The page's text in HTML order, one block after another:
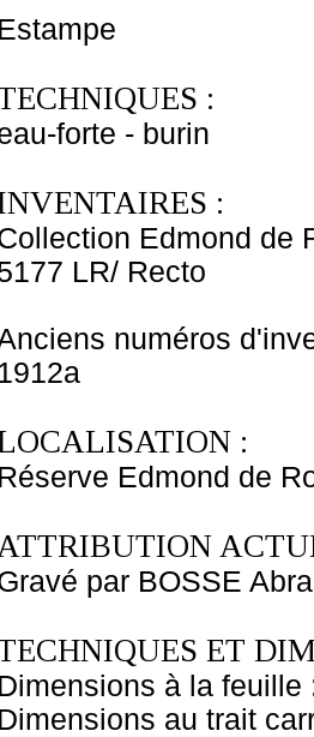
Estampe
:
forte - burin
:
Edmond de
LR/ Recto
numéros
1912a
:
Réserve Edmond de
par BOSSE
ET
Dimensions à la
Dimensions au trait